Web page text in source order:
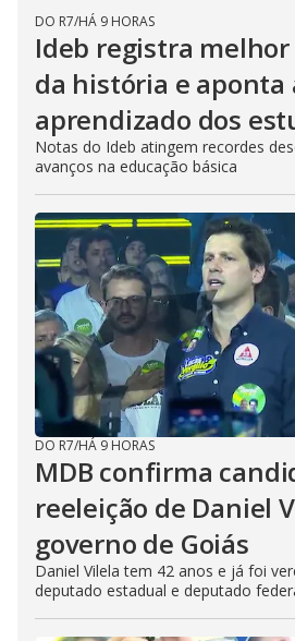
DO R7/HÁ 9 HORAS
Ideb registra
da história e aponta
aprendizado dos
Notas do Ideb atingem recordes
avanços na educação básica
DO R7/HÁ 9 HORAS
MDB confirma
reeleição de Daniel
governo de Goiás
Daniel Vilela tem 42 anos e já foi
deputado estadual e deputado